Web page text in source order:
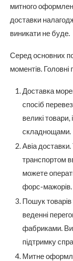
митного
доставки
виникати не буде.
Серед основних
моментів. Головні
Доставка
спосіб
великі товари,
складнощами.
Авіа
транспортом
можете
форс-мажорів.
Пошук товарів
веденні
фабриками. Ви
підтримку
Митне